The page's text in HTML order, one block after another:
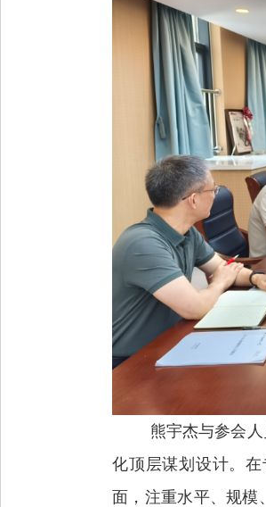
熊宇杰与参会
化顶层谋划设计。
面，注重水平、规模